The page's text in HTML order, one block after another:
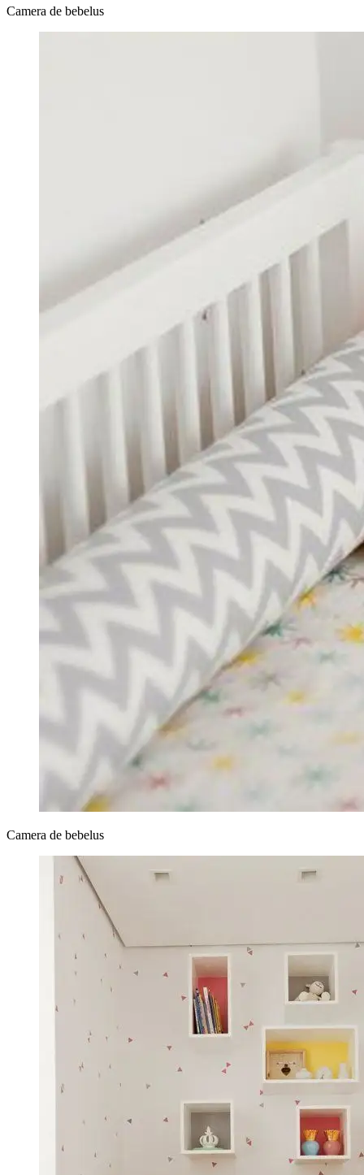
Camera de bebelus
Camera de bebelus